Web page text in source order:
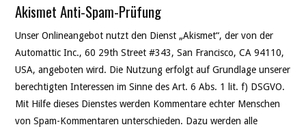
Akismet Anti-Spam-Prüfung
Unser Onlineangebot nutzt den Dienst „Akismet“, der von der
Automattic Inc., 60 29th Street #343, San Francisco, CA 94110,
USA, angeboten wird. Die Nutzung erfolgt auf Grundlage unserer
berechtigten Interessen im Sinne des Art. 6 Abs. 1 lit. f) DSGVO.
Mit Hilfe dieses Dienstes werden Kommentare echter Menschen
von Spam-Kommentaren unterschieden. Dazu werden alle